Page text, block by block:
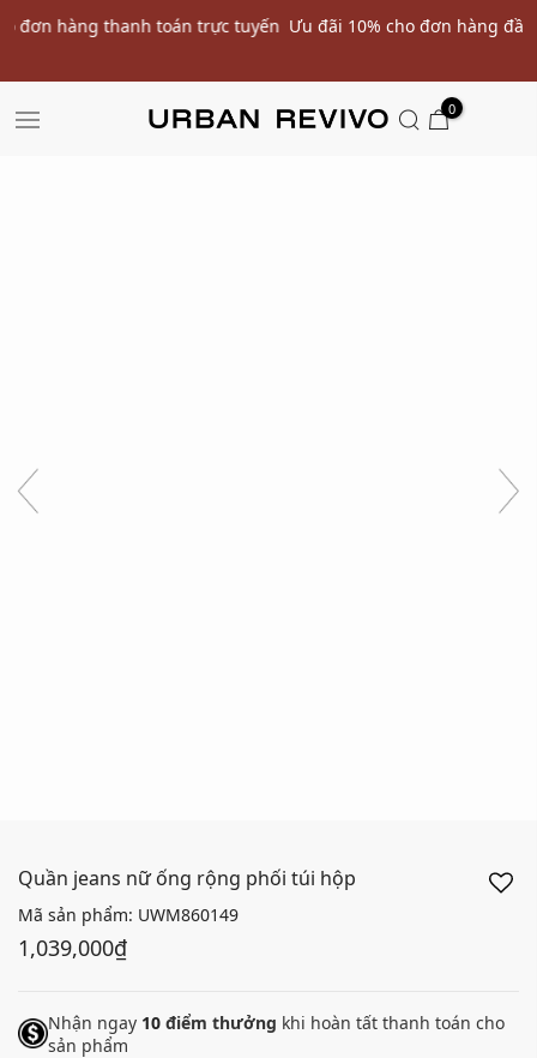
Ưu đãi 10% cho đơn hàng đầu tiên* | Nhập mã: URWELCOME
0
Quần jeans nữ ống rộng phối túi hộp
Mã sản phẩm: UWM860149
1,039,000₫
Nhận ngay 10 điểm thưởng khi hoàn tất thanh toán cho
sản phẩm
SALE